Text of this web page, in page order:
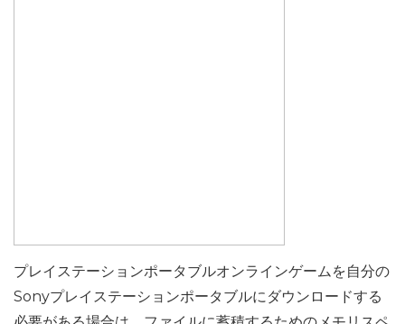
プレイステーションポータブルオンラインゲームを自分の
Sonyプレイステーションポータブルにダウンロードする